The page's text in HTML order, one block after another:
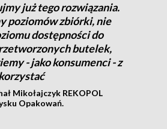
już tego rozwiązania.
poziomów zbiórki, nie
dostępności do
butelek,
- jako konsumenci - z
Mikołajczyk REKOPOL
Opakowań.